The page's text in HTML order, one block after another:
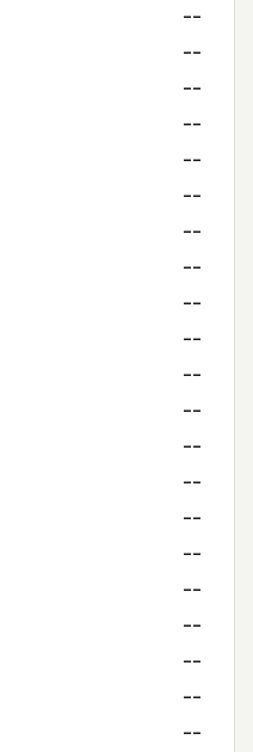
--
--
--
--
--
--
--
--
--
--
--
--
--
--
--
--
--
--
--
--
--